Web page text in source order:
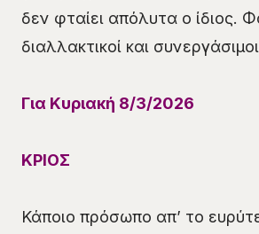
δεν φταίει απόλυτα ο ίδιος.
διαλλακτικοί και
Για Κυριακή 8/3/2026
ΚΡΙΟΣ
Κάποιο πρόσωπο απ’ το